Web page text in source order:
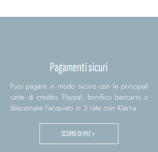
Pagamenti sicuri
Puoi pagare in modo sicuro con le principali
carte di credito, Paypal, bonifico bancario o
dilazionare l'acquisto in 3 rate con Klarna.
SCOPRI DI PIU' >